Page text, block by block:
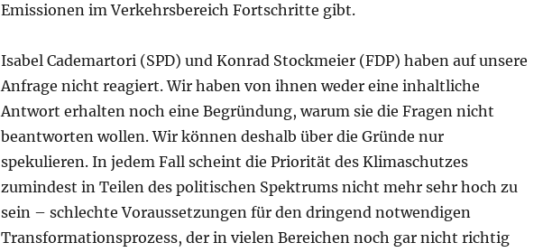
Emissionen im Verkehrsbereich Fortschritte gibt.
Isabel Cademartori (SPD) und Konrad Stockmeier (FDP) haben auf unsere
Anfrage nicht reagiert. Wir haben von ihnen weder eine inhaltliche
Antwort erhalten noch eine Begründung, warum sie die Fragen nicht
beantworten wollen. Wir können deshalb über die Gründe nur
spekulieren. In jedem Fall scheint die Priorität des Klimaschutzes
zumindest in Teilen des politischen Spektrums nicht mehr sehr hoch zu
sein – schlechte Voraussetzungen für den dringend notwendigen
Transformationsprozess, der in vielen Bereichen noch gar nicht richtig